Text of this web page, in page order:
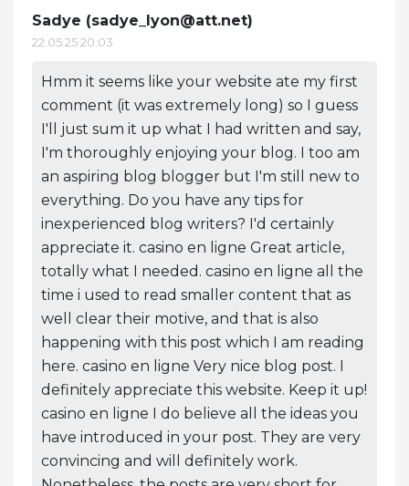
Sadye (sadye_lyon@att.net)
22.05.25 20:03
Hmm it seems like your website ate my first
comment (it was extremely long) so I guess
I'll just sum it up what I had written and say,
I'm thoroughly enjoying your blog. I too am
an aspiring blog blogger but I'm still new to
everything. Do you have any tips for
inexperienced blog writers? I'd certainly
appreciate it. casino en ligne Great article,
totally what I needed. casino en ligne all the
time i used to read smaller content that as
well clear their motive, and that is also
happening with this post which I am reading
here. casino en ligne Very nice blog post. I
definitely appreciate this website. Keep it up!
casino en ligne I do believe all the ideas you
have introduced in your post. They are very
convincing and will definitely work.